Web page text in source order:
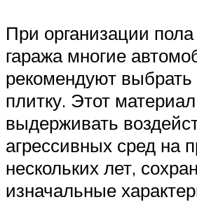
При организации пола
гаража многие
рекомендуют выбрать
плитку. Этот
выдерживать
агрессивных сред на
нескольких лет,
изначальные